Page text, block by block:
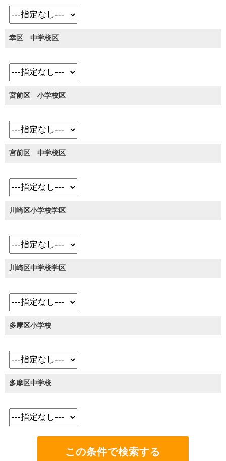
幸区 中学校区
宮前区 小学校区
宮前区 中学校区
川崎区小学校学区
川崎区中学校学区
多摩区小学校
多摩区中学校